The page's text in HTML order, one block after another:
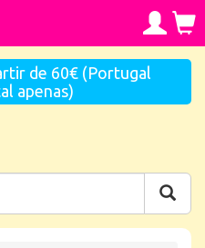
de 60€ (Portugal
apenas)